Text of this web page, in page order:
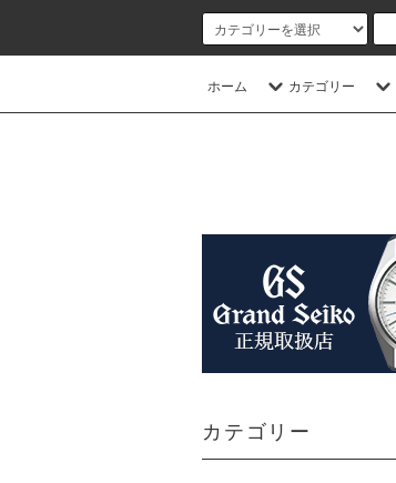
ホーム カテゴリー
カテゴリー